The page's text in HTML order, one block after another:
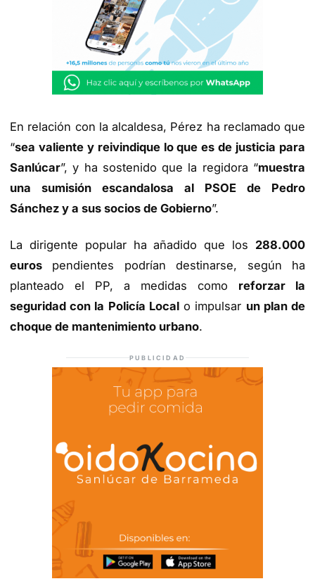
En relación con la alcaldesa, Pérez ha reclamado que
“sea valiente y reivindique lo que es de justicia para
Sanlúcar”, y ha sostenido que la regidora “muestra
una sumisión escandalosa al PSOE de Pedro
Sánchez y a sus socios de Gobierno”.
La dirigente popular ha añadido que los 288.000
euros pendientes podrían destinarse, según ha
planteado el PP, a medidas como reforzar la
seguridad con la Policía Localo impulsar un plan de
choque de mantenimiento urbano.
PUBLICIDAD